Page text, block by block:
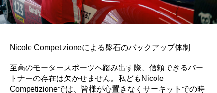
Nicole Competizioneによる盤石のバックアップ体制
至高のモータースポーツへ踏み出す際、信頼できるパー
トナーの存在は欠かせません。私どもNicole
Competizioneでは、皆様が心置きなくサーキットでの時